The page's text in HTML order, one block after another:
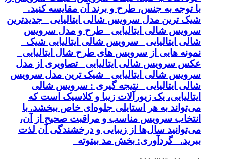
با توجه به جنس، طرح و برند آن مقایسه کنید.
شیک ترین مدل سرویس شالی ایتالیایی جدیدترین
سرویس شالی ایتالیایی طرح و مدل سرویس
شالی ایتالیایی سرویس شالی ایتالیایی شیک
نمونه هایی از سرویس های طرح شال ایتالیایی
عکس سرویس شالی ایتالیایی تصاویری از مدل
سرویس شالی ایتالیایی شیک ترین مدل سرویس
شالی ایتالیایی نتیجه گیری : سرویس شالی
ایتالیایی، یک زیورآلات زیبا و کلاسیک است که
می‌تواند به هر استایلی جلوه‌ای خاص ببخشد. با
انتخاب سرویس مناسب و مراقبت صحیح از آن،
می‌توانید سال‌ها از زیبایی و درخشندگی آن لذت
ببرید. گردآوری: بخش مد بیتوته